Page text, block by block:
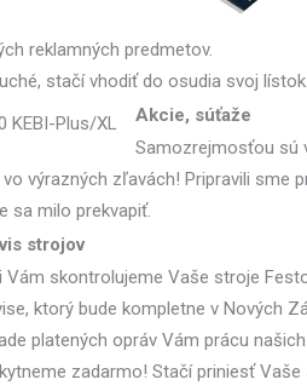
reklamných predmetov.
stačí vhodiť do osudia svoj
Akcie, súťaže
Samozrejmosťou sú
výrazných zľavách! Pripravili sme
sa milo prekvapiť.
strojov
Vám skontrolujeme Vaše stroje
ktorý bude kompletne v Nových
platených opráv Vám prácu
zadarmo! Stačí priniesť